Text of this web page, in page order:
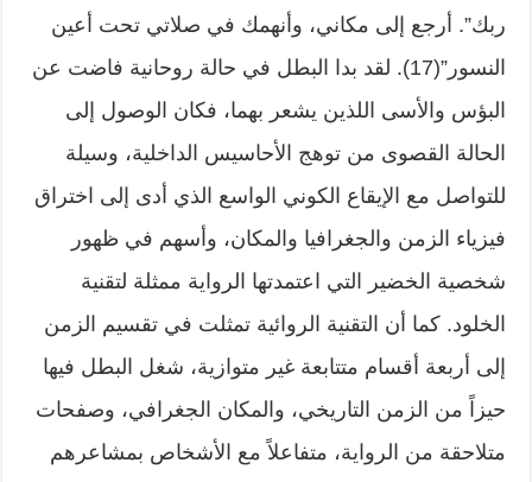
ربك”. أرجع إلى مكاني، وأنهمك في صلاتي تحت أعين
النسور”(17). لقد بدا البطل في حالة روحانية فاضت عن
البؤس والأسى اللذين يشعر بهما، فكان الوصول إلى
الحالة القصوى من توهج الأحاسيس الداخلية، وسيلة
للتواصل مع الإيقاع الكوني الواسع الذي أدى إلى اختراق
فيزياء الزمن والجغرافيا والمكان، وأسهم في ظهور
شخصية الخضير التي اعتمدتها الرواية ممثلة لتقنية
الخلود. كما أن التقنية الروائية تمثلت في تقسيم الزمن
إلى أربعة أقسام متتابعة غير متوازية، شغل البطل فيها
حيزاً من الزمن التاريخي، والمكان الجغرافي، وصفحات
متلاحقة من الرواية، متفاعلاً مع الأشخاص بمشاعرهم